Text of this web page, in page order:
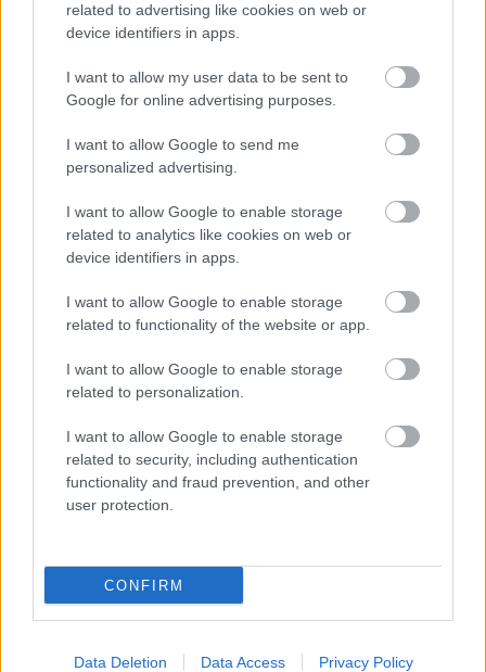
related to advertising like cookies on web or
device identifiers in apps.
I want to allow my user data to be sent to
Google for online advertising purposes.
I want to allow Google to send me
personalized advertising.
I want to allow Google to enable storage
related to analytics like cookies on web or
device identifiers in apps.
I want to allow Google to enable storage
related to functionality of the website or app.
I want to allow Google to enable storage
related to personalization.
I want to allow Google to enable storage
related to security, including authentication
functionality and fraud prevention, and other
user protection.
CONFIRM
Data Deletion Data Access Privacy Policy
Rinkēvičs pieprasa
steidzami rast naudu vēža
un diabēta pacientiem
PēterisApinis:
līdz 5 tasītēm kafijas
veselības uzlabošanas
nolūkos